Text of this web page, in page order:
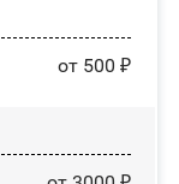
от 500 ₽